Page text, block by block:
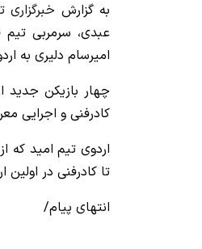
به گزارش خبرگزاری
عبدی، سرمربی تیم
امیرسام دلیری به
کادرفنی و اجرایی
تا کادرفنی در
انتهای پیام/